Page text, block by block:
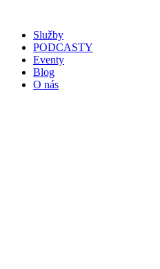
Služby
PODCASTY
Eventy
Blog
O nás